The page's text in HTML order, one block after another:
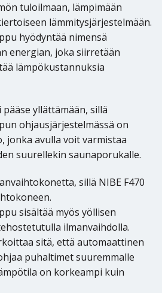
tuloilmaan, lämpimään
lämmitysjärjestelmään.
hyödyntää nimensä
energian, joka siirretään
lämpökustannuksia
yllättämään, sillä
ohjausjärjestelmässä on
jonka avulla voit varmistaa
suurellekin saunaporukalle.
sillä NIBE F470
sisältää myös yöllisen
ilmanvaihdolla.
sitä, että automaattinen
puhaltimet suuremmalle
on korkeampi kuin